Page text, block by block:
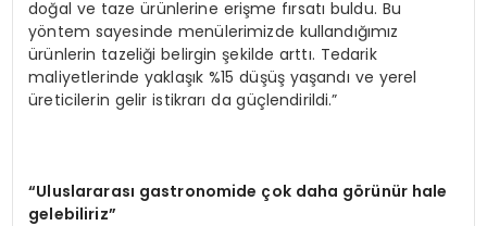
doğal ve taze ürünlerine erişme fırsatı buldu. Bu
yöntem sayesinde menülerimizde kullandığımız
ürünlerin tazeliği belirgin şekilde arttı. Tedarik
maliyetlerinde yaklaşık %15 düşüş yaşandı ve yerel
üreticilerin gelir istikrarı da güçlendirildi.”
“Uluslararası gastronomide çok daha görünür hale
gelebiliriz”